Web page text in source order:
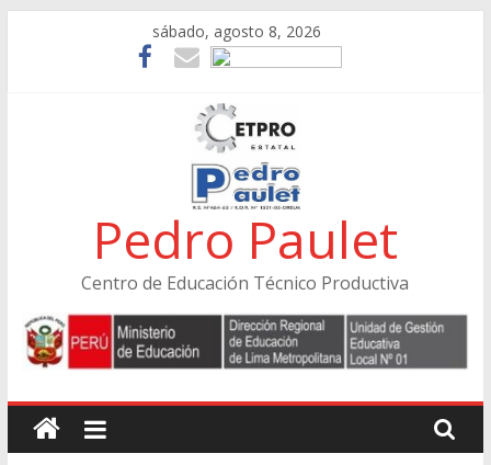
sábado, agosto 8, 2026
Pedro Paulet
Centro de Educación Técnico Productiva